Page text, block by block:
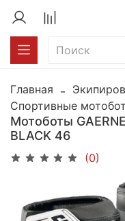
Главная
Спортивные
Мотоботы
BLACK 46
(0)